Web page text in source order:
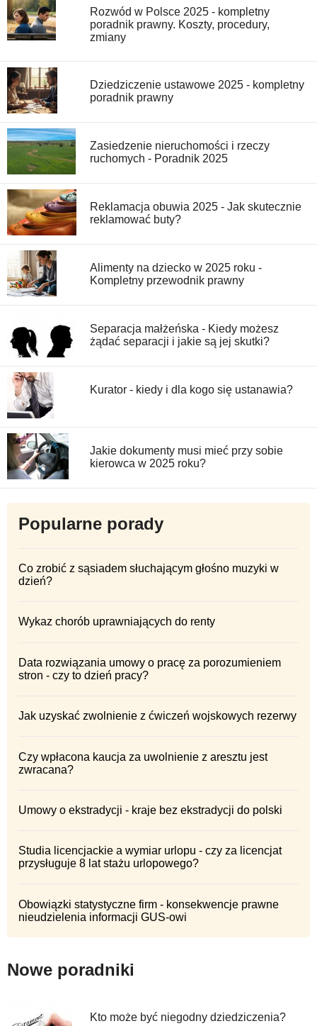
Rozwód w Polsce 2025 - kompletny
poradnik prawny. Koszty, procedury,
zmiany
Dziedziczenie ustawowe 2025 - kompletny
poradnik prawny
Zasiedzenie nieruchomości i rzeczy
ruchomych - Poradnik 2025
Reklamacja obuwia 2025 - Jak skutecznie
reklamować buty?
Alimenty na dziecko w 2025 roku -
Kompletny przewodnik prawny
Separacja małżeńska - Kiedy możesz
żądać separacji i jakie są jej skutki?
Kurator - kiedy i dla kogo się ustanawia?
Jakie dokumenty musi mieć przy sobie
kierowca w 2025 roku?
Popularne porady
Co zrobić z sąsiadem słuchającym głośno muzyki w
dzień?
Wykaz chorób uprawniających do renty
Data rozwiązania umowy o pracę za porozumieniem
stron - czy to dzień pracy?
Jak uzyskać zwolnienie z ćwiczeń wojskowych rezerwy
Czy wpłacona kaucja za uwolnienie z aresztu jest
zwracana?
Umowy o ekstradycji - kraje bez ekstradycji do polski
Studia licencjackie a wymiar urlopu - czy za licencjat
przysługuje 8 lat stażu urlopowego?
Obowiązki statystyczne firm - konsekwencje prawne
nieudzielenia informacji GUS-owi
Nowe poradniki
Kto może być niegodny dziedziczenia?